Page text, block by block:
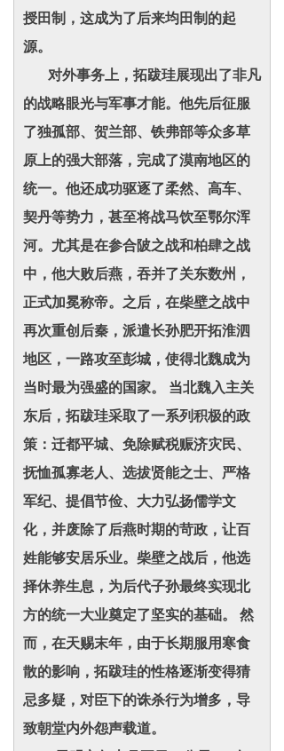
授田制，这成为了后来均田制的起
源。
对外事务上，拓跋珪展现出了非凡
的战略眼光与军事才能。他先后征服
了独孤部、贺兰部、铁弗部等众多草
原上的强大部落，完成了漠南地区的
统一。他还成功驱逐了柔然、高车、
契丹等势力，甚至将战马饮至鄂尔浑
河。尤其是在参合陂之战和柏肆之战
中，他大败后燕，吞并了关东数州，
正式加冕称帝。之后，在柴壁之战中
再次重创后秦，派遣长孙肥开拓淮泗
地区，一路攻至彭城，使得北魏成为
当时最为强盛的国家。 当北魏入主关
东后，拓跋珪采取了一系列积极的政
策：迁都平城、免除赋税赈济灾民、
抚恤孤寡老人、选拔贤能之士、严格
军纪、提倡节俭、大力弘扬儒学文
化，并废除了后燕时期的苛政，让百
姓能够安居乐业。柴壁之战后，他选
择休养生息，为后代子孙最终实现北
方的统一大业奠定了坚实的基础。 然
而，在天赐末年，由于长期服用寒食
散的影响，拓跋珪的性格逐渐变得猜
忌多疑，对臣下的诛杀行为增多，导
致朝堂内外怨声载道。